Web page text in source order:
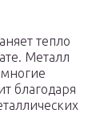
тепло
Металл
благодаря